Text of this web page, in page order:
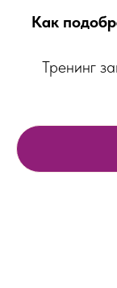
Как
Тренинг